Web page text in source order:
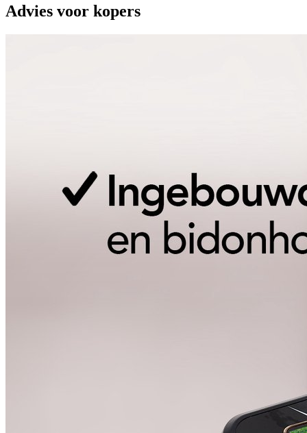
Advies voor kopers